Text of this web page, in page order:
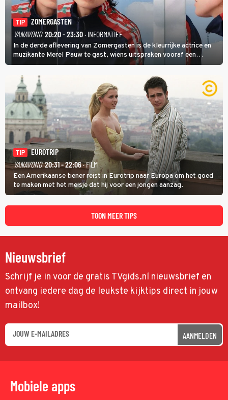
TIP
ZOMERGASTEN
VANAVOND 20:20 - 23:30· INFORMATIEF
In de derde aflevering van Zomergasten is de kleurrijke actrice en
muzikante Merel Pauw te gast, wiens uitspraken vooraf een
boeiende avond beloven: 'Mijn ideale televisieavond is zoals mijn
identiteit: grenzeloos, absurd en vol angsten'.
TIP
EUROTRIP
VANAVOND 20:31 - 22:06· FILM
Een Amerikaanse tiener reist in Eurotrip naar Europa om het goed
te maken met het meisje dat hij voor een jongen aanzag.
TOON MEER TIPS
Nieuwsbrief
Schrijf je in voor de gratis TVgids.nl nieuwsbrief en
ontvang iedere dag de leukste kijktips direct in jouw
mailbox!
AANMELDEN
Mobiele apps